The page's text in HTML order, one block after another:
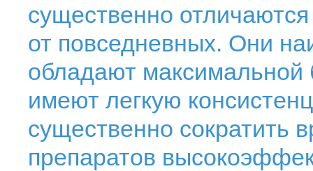
существенно
от повседневных. Они
обладают максимальной
имеют легкую
существенно сократить
препаратов